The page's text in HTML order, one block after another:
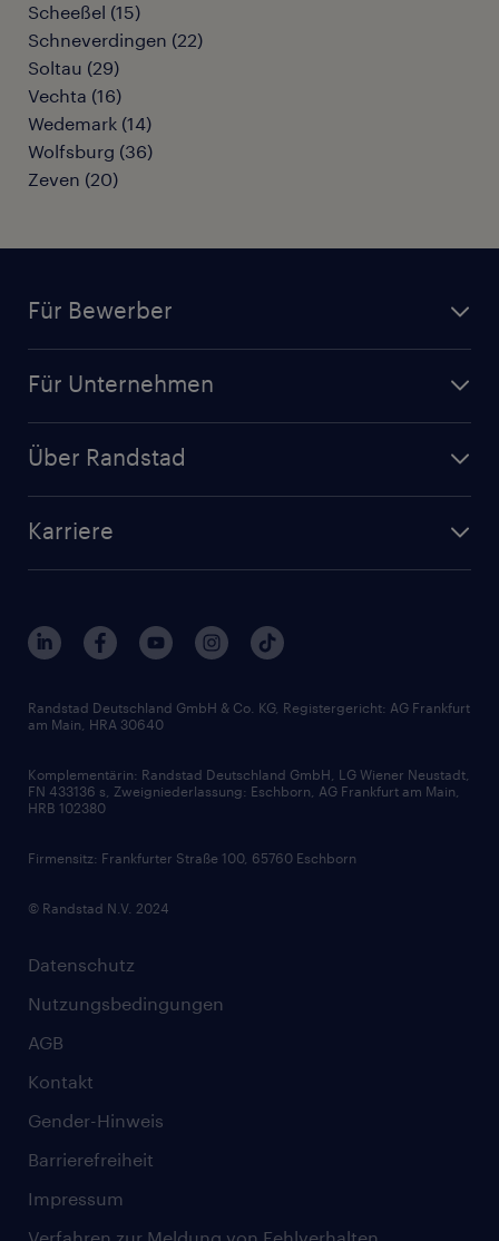
Scheeßel (15)
Schneverdingen (22)
Soltau (29)
Vechta (16)
Wedemark (14)
Wolfsburg (36)
Zeven (20)
Für Bewerber
Initiativbewerbung
Randstad Akademie
Für Unternehmen
Branchen
Über Randstad
Interne Karriere
FAQ - Bewerber / Kunden
Zertifikate und Auszeichnungen
Karriere
Berufsprofile
Gehaltsthemen
Bewerbungsratgeber
Soft Skills
Skills
Datenschutz
Nutzungsbedingungen
AGB
Kontakt
Gender-Hinweis
Barrierefreiheit
Impressum
Randstad Deutschland GmbH & Co. KG, Registergericht: AG Frankfurt
am Main, HRA 30640
Komplementärin: Randstad Deutschland GmbH, LG Wiener Neustadt,
FN 433136 s, Zweigniederlassung: Eschborn, AG Frankfurt am Main,
HRB 102380
Firmensitz: Frankfurter Straße 100, 65760 Eschborn
© Randstad N.V. 2024